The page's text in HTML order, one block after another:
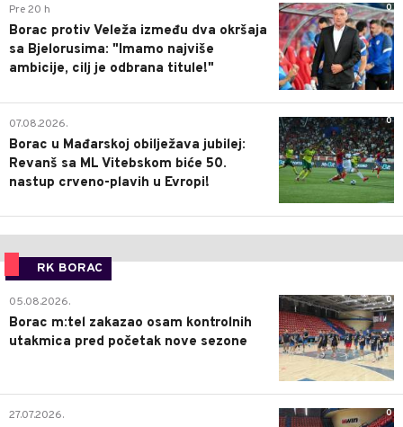
0
Pre 20 h
Borac protiv Veleža između dva okršaja
sa Bjelorusima: "Imamo najviše
ambicije, cilj je odbrana titule!"
0
07.08.2026.
Borac u Mađarskoj obilježava jubilej:
Revanš sa ML Vitebskom biće 50.
nastup crveno-plavih u Evropi!
RK BORAC
0
05.08.2026.
Borac m:tel zakazao osam kontrolnih
utakmica pred početak nove sezone
0
27.07.2026.